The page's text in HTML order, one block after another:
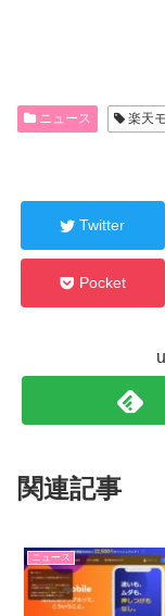
ニュース 楽天
Twitter
Pocket
関連記事
ニュース